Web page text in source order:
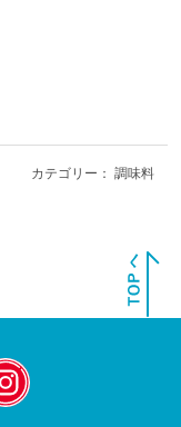
カテゴリー： 調味料